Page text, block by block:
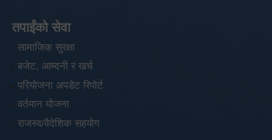
तपाईंको सेवा
सामाजिक सुरक्षा
बजेट, आम्दनी र खर्च
परियोजना अपडेट रिपोर्ट
वर्तमान योजना
राजस्व/वैदेशिक सहयोग